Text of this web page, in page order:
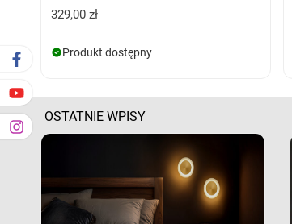
329,00 zł
Produkt dostępny
OSTATNIE WPISY